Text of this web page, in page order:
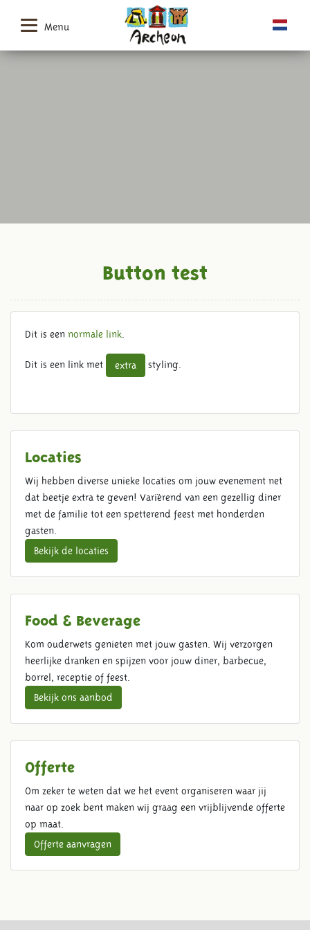
Menu
Button test
Dit is een normale link
Dit is een link met extra styling.
Locaties
Wij hebben diverse unieke locaties om jouw evenement net
dat beetje extra te geven! Variërend van een gezellig diner
met de familie tot een spetterend feest met honderden
gasten.
Bekijk de locaties
Food & Beverage
Kom ouderwets genieten met jouw gasten. Wij verzorgen
heerlijke dranken en spijzen voor jouw diner, barbecue,
borrel, receptie of feest.
Bekijk ons aanbod
Offerte
Om zeker te weten dat we het event organiseren waar jij
naar op zoek bent maken wij graag een vrijblijvende offerte
op maat.
Offerte aanvragen